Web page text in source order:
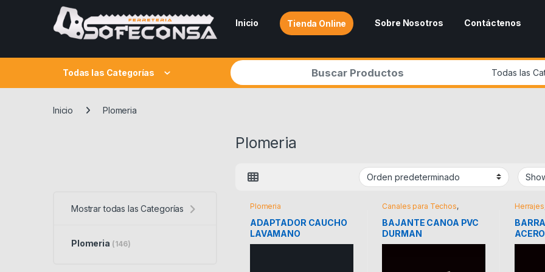
Skip to navigation
Inicio
Tienda Online Sobre Nosotros Contáctenos
Todas las Categorías
Search for:
Inicio Plomeria
Plomeria
Plomeria
ADAPTADOR CAUCHO
LAVAMANO
FREGADERO COFLEX
Canales para Techos,
BAJANTE CANOA PVC
DURMAN
Herrajes
Mostrar todas las Categorías
Plomeria (146)